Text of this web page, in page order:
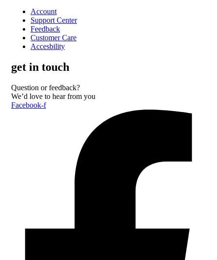
Account
Support Center
Feedback
Customer Care
Accesbility
get in touch
Question or feedback?
We’d love to hear from you
Facebook-f